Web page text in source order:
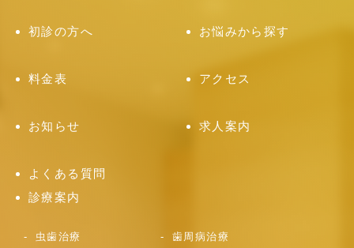
初診の方へ お悩みから探す
料金表 アクセス
お知らせ 求人案内
よくある質問
診療案内
虫歯治療 歯周病治療